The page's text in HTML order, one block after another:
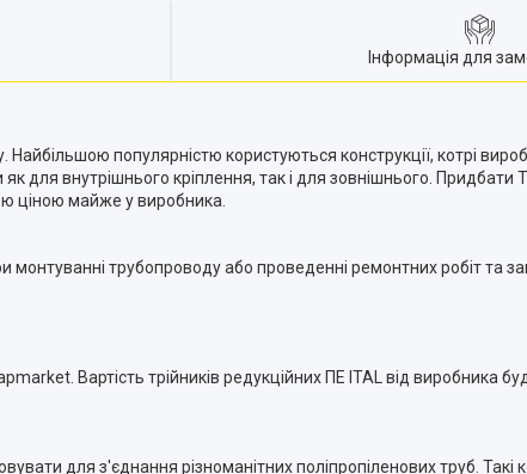
Інформація для
популярністю користуються конструкції, котрі
для внутрішнього кріплення, так і для зовнішнього.
ціною майже у виробника.
трубопроводу або проведенні ремонтних робіт та
Вартість трійників редукційних ПЕ ITAL від виробника
для з'єднання різноманітних поліпропіленових труб. Такі